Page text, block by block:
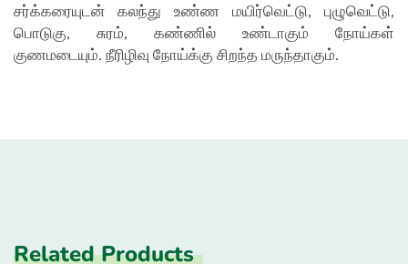
சர்க்கரையுடன் கலந்து உண்ண மயிர்வெட்டு, புழுவெட்டு,
பொடுகு, சுரம், கண்ணில் உண்டாகும் நோய்கள்
குணமடையும். நீரிழிவு நோய்க்கு சிறந்த மருந்தாகும்.
Related Products